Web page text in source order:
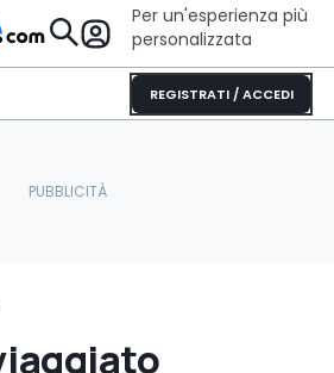
Per un'esperienza più
personalizzata
REGISTRATI / ACCEDI